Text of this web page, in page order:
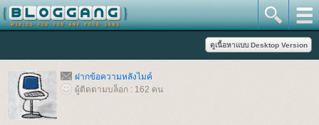
ฝากข้อความหลังไมค์
ผู้ติดตามบล็อก : 162 คน